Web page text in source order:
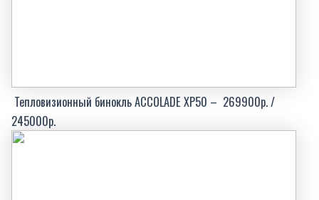
Тепловизионный бинокль ACCOLADE XP50 – 269900р. /
245000р.